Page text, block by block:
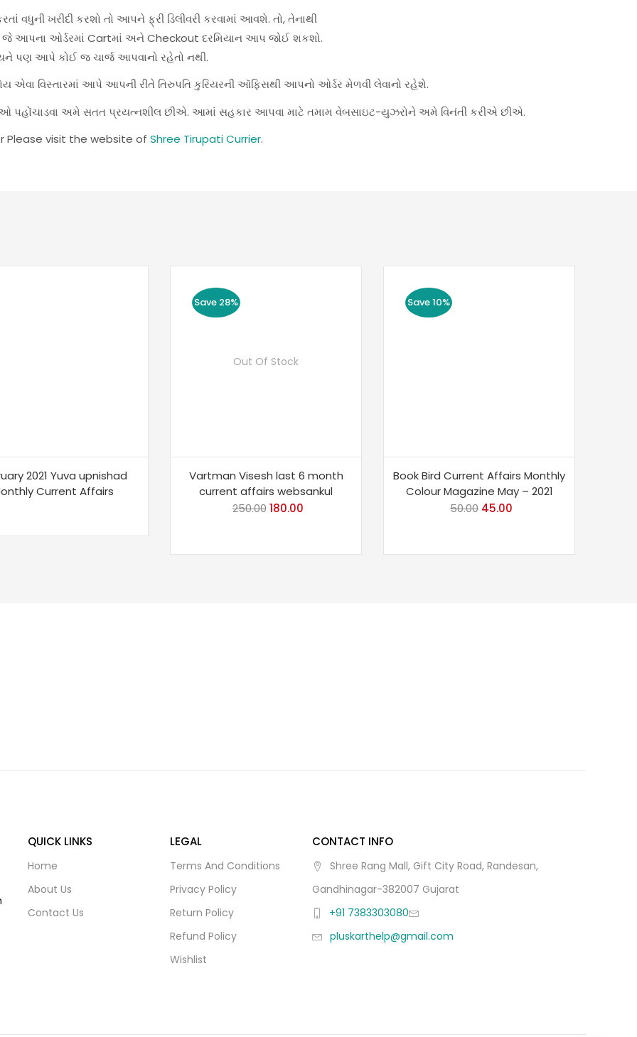
વધુની ખરીદી કરશો તો આપને ફ્રી ડિલીવરી કરવામાં આવશે. તો, તેનાથી
જે આપના ઓર્ડરમાં Cartમાં અને Checkout દરમિયાન આપ જોઈ શકશો.
પણ આપે કોઈ જ ચાર્જ આપવાનો રહેતો નથી.
એવા વિસ્તારમાં આપે આપની રીતે તિરુપતિ કુરિયરની ઑફિસથી આપનો ઓર્ડર મેળવી લેવાનો રહેશે.
પહોંચાડવા અમે સતત પ્રયત્નશીલ છીએ. આમાં સહકાર આપવા માટે તમામ વેબસાઇટ-યુઝરોને અમે વિનંતી કરીએ છીએ.
Please visit the website of Shree Tirupati Currier.
2021 Yuva upnishad
Current Affairs
Save 28%
Out Of Stock
Vartman Visesh last 6 month
current affairs websankul
250.00 Original
180.00Current
Save 10%
Book Bird Current Affairs Monthly
Colour Magazine May – 2021
50.00 Original
45.00Current
QUICK LINKS
Home
About Us
Contact Us
LEGAL
Terms And Conditions
Privacy Policy
Return Policy
Refund Policy
Wishlist
CONTACT INFO
Shree Rang Mall, Gift City Road, Randesan,
Gandhinagar-382007 Gujarat
+91 7383303080
pluskarthelp@gmail.com